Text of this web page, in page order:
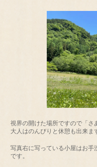
視界の開けた場所ですので「さ
大人はのんびりと休憩も出来ま
写真右に写っている小屋はお手
です。